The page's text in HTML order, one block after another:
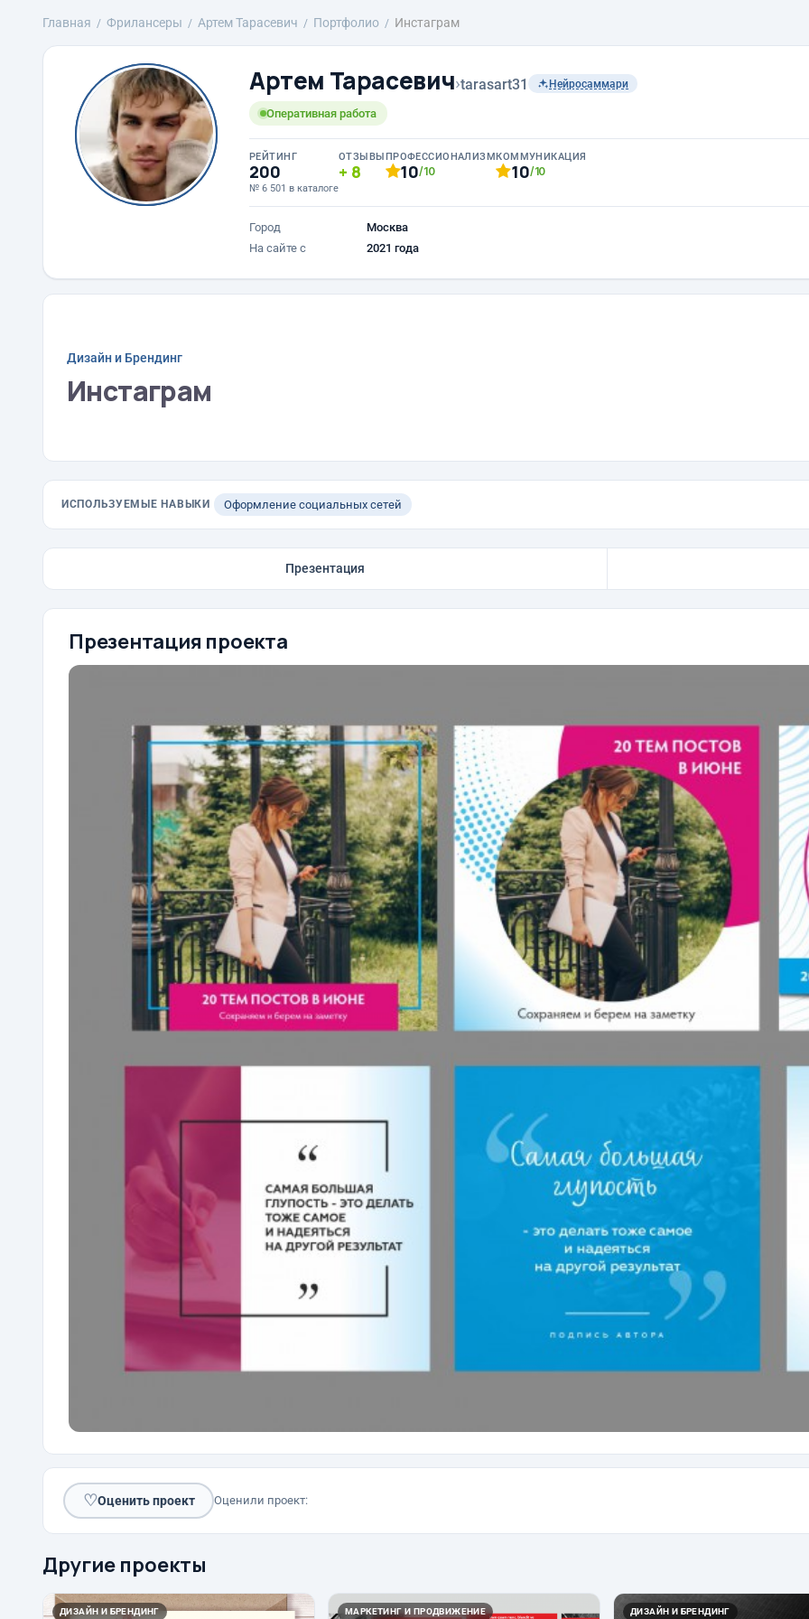
Главная Фрилансеры Артем Тарасевич Портфолио Инстаграм
Артем Тарасевич›tarasart31 Нейросаммари
Оперативная работа
РЕЙТИНГ
200
№ 6 501 в каталоге
ОТЗЫВЫ
8
ПРОФЕССИОНАЛИЗМ
10/10
КОММУНИКАЦИЯ
10/10
Город
Москва
На сайте с
2021 года
Дизайн и Брендинг
Инстаграм
ИСПОЛЬЗУЕМЫЕ НАВЫКИ Оформление социальных сетей
Презентация
Презентация проекта
♡Оценить проект Оценили проект:
Другие проекты
ДИЗАЙН И БРЕНДИНГ МАРКЕТИНГ И ПРОДВИЖЕНИЕ ДИЗАЙН И БРЕНДИНГ